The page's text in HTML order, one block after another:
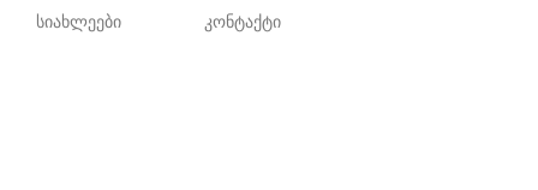
სიახლეები კონტაქტი